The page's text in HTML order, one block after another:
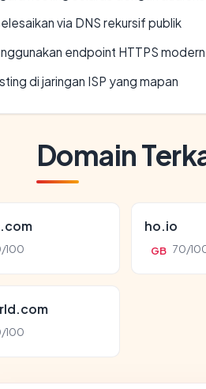
via DNS rekursif publik
endpoint HTTPS modern
di jaringan ISP yang mapan
Domain
100
ho.io
GB 70/
100